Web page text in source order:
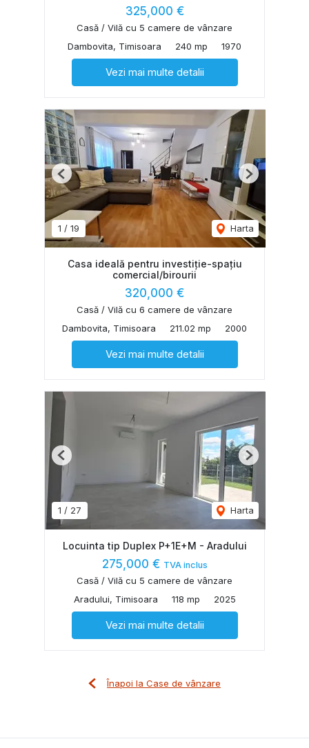
325,000 €
Casă / Vilă cu 5 camere de vânzare
Dambovita, Timisoara
240 mp 1970
Vezi mai multe detalii
1 / 19 Harta
Previous Next
Casa ideală pentru investiție-spațiu
comercial/birourii
320,000 €
Casă / Vilă cu 6 camere de vânzare
Dambovita, Timisoara
211.02 mp 2000
Vezi mai multe detalii
1 / 27 Harta
Previous Next
Locuinta tip Duplex P+1E+M - Aradului
275,000 € TVA inclus
Casă / Vilă cu 5 camere de vânzare
Aradului, Timisoara
118 mp 2025
Vezi mai multe detalii
Înapoi la Case de vânzare